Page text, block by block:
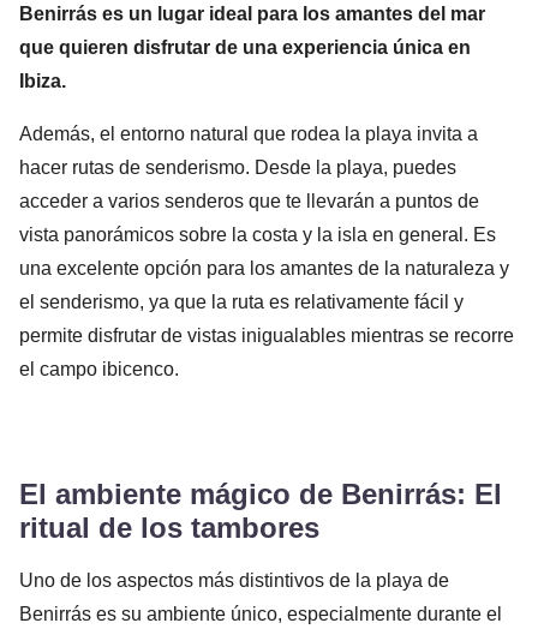
Benirrás es un lugar ideal para los amantes del mar
que quieren disfrutar de una experiencia única en
Ibiza.
Además, el entorno natural que rodea la playa invita a
hacer rutas de senderismo. Desde la playa, puedes
acceder a varios senderos que te llevarán a puntos de
vista panorámicos sobre la costa y la isla en general. Es
una excelente opción para los amantes de la naturaleza y
el senderismo, ya que la ruta es relativamente fácil y
permite disfrutar de vistas inigualables mientras se recorre
el campo ibicenco.
El ambiente mágico de Benirrás: El
ritual de los tambores
Uno de los aspectos más distintivos de la playa de
Benirrás es su ambiente único, especialmente durante el